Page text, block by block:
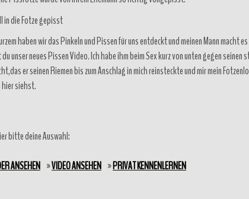
haben wir das Pinkeln und Pissen für uns entdeckt und meinen Mann macht
unser neues Pissen Video. Ich habe ihm beim Sex kurz von unten gegen
er seinen Riemen bis zum Anschlag in mich reinsteckte und mir mein
hier siehst.
bitte deine Auswahl:
ANSEHEN »VIDEO ANSEHEN »PRIVAT KENNENLERNEN